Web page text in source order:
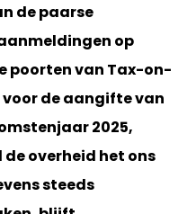
de paarse
op
poorten van Tax-on-
de aangifte van
2025,
overheid het ons
steeds